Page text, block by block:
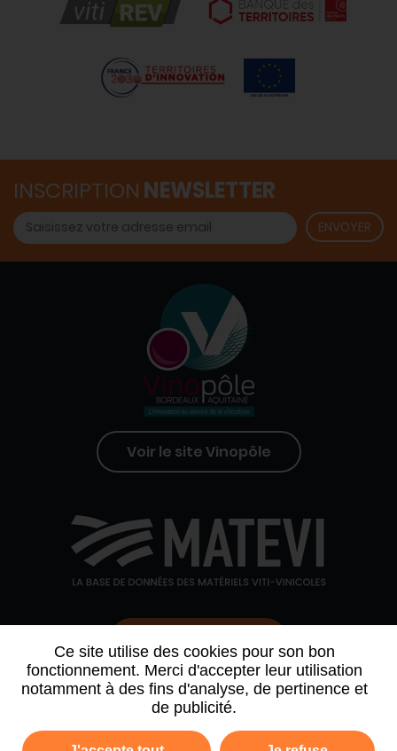
Ce site utilise des cookies pour son bon
fonctionnement. Merci d'accepter leur utilisation
notamment à des fins d'analyse, de pertinence et
de publicité.
INSCRIPTION NEWSLETTER
Voir le site Vinopôle
QUI SOMMES-NOUS AGENDA
ARCHIVE NEWSLETTER